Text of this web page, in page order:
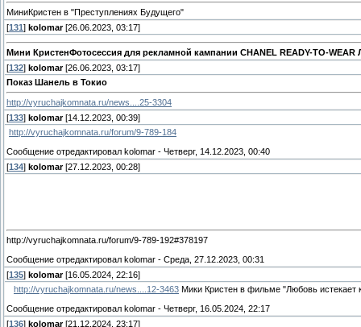
МиниКристен в "Преступлениях Будущего"
[131 ] kolomar[26.06.2023, 03:17]
Мини КристенФотосессия для рекламной кампании CHANEL READY-TO-
[132] kolomar[26.06.2023, 03:17]
Показ Шанель в Токио
http://vyruchajkomnata.ru/news....25-3304
[133] kolomar[14.12.2023, 00:39]
http://vyruchajkomnata.ru/forum/9-789-184
Сообщение отредактировал kolomar - Четверг, 14.12.2023, 00:40
[134] kolomar[27.12.2023, 00:28]
http://vyruchajkomnata.ru/forum/9-789-192#378197
Сообщение отредактировал kolomar - Среда, 27.12.2023, 00:31
[135] kolomar[16.05.2024, 22:16]
http://vyruchajkomnata.ru/news....12-3463 Мики Кристен в фильме "Любовь истекает
Сообщение отредактировал kolomar - Четверг, 16.05.2024, 22:17
[136] kolomar[21.12.2024, 23:17]